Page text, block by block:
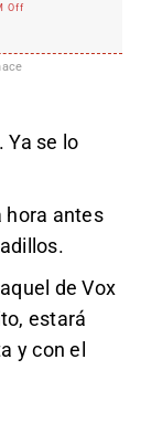
Off
Ya se lo
hora antes
de Vox
estará
y con el